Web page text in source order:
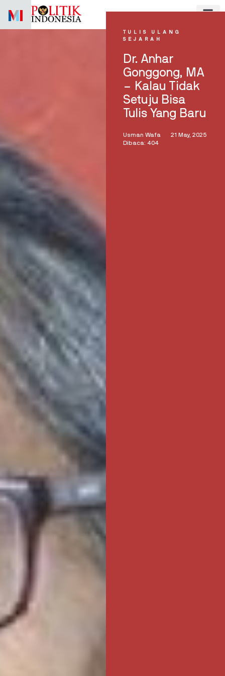
TULIS ULANG
SEJARAH
Dr. Anhar
Gonggong, MA
– Kalau Tidak
Setuju Bisa
Tulis Yang Baru
Usman Wafa
21 May, 2025
Dibaca: 404